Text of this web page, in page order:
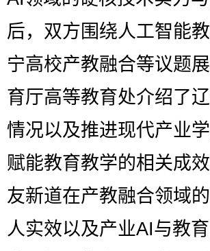
后，双方围绕人工智能
宁高校产教融合等议题
育厅高等教育处介绍了
情况以及推进现代产业
赋能教育教学的相关成
友新道在产教融合领域
人实效以及产业AI与教